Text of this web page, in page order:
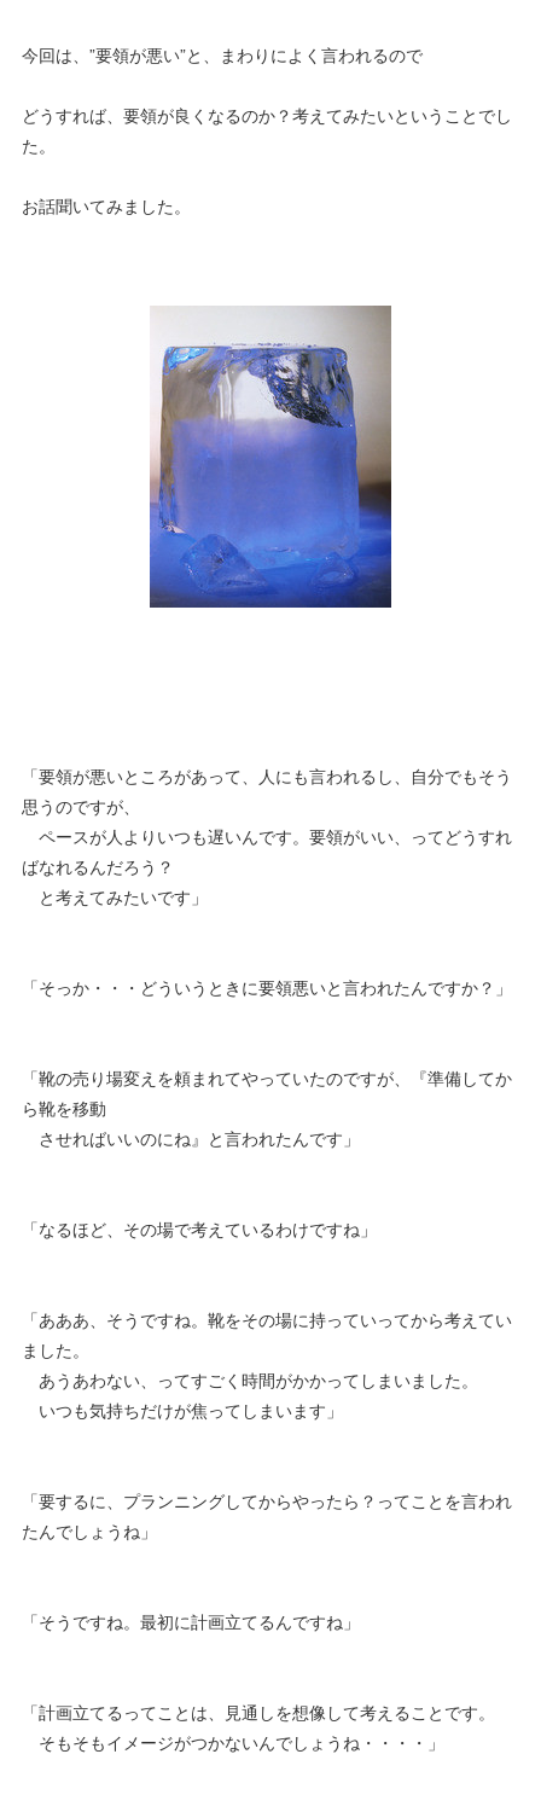
今回は、”要領が悪い”と、まわりによく言われるので
どうすれば、要領が良くなるのか？考えてみたいということでし
た。
お話聞いてみました。
「要領が悪いところがあって、人にも言われるし、自分でもそう
思うのですが、
ペースが人よりいつも遅いんです。要領がいい、ってどうすれ
ばなれるんだろう？
と考えてみたいです」
「そっか・・・どういうときに要領悪いと言われたんですか？」
「靴の売り場変えを頼まれてやっていたのですが、『準備してか
ら靴を移動
させればいいのにね』と言われたんです」
「なるほど、その場で考えているわけですね」
「あああ、そうですね。靴をその場に持っていってから考えてい
ました。
あうあわない、ってすごく時間がかかってしまいました。
いつも気持ちだけが焦ってしまいます」
「要するに、プランニングしてからやったら？ってことを言われ
たんでしょうね」
「そうですね。最初に計画立てるんですね」
「計画立てるってことは、見通しを想像して考えることです。
そもそもイメージがつかないんでしょうね・・・・」